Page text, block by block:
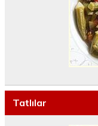
Tatlılar